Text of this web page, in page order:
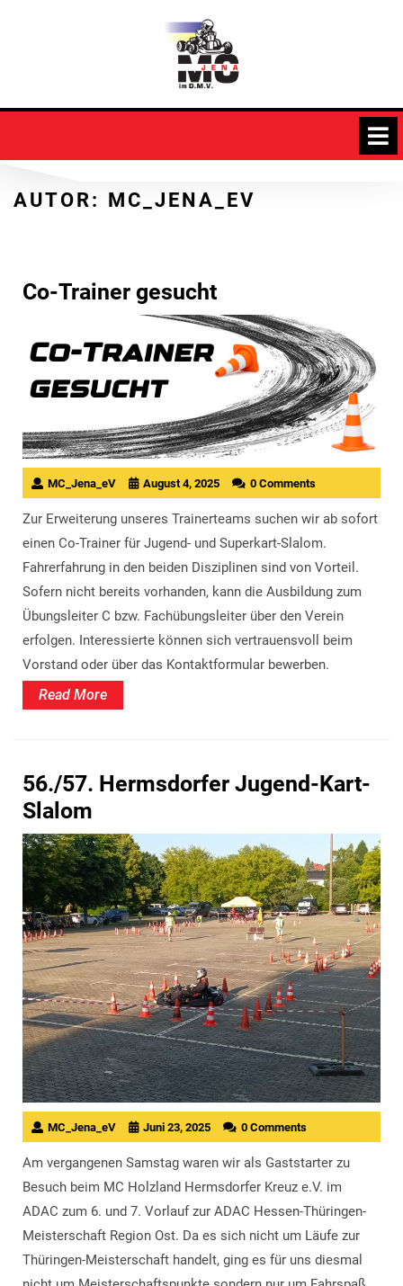
AUTOR: MC_JENA_EV
Co-Trainer gesucht
MC_Jena_eV August 4, 2025 0 Comments
Zur Erweiterung unseres Trainerteams suchen wir ab sofort
einen Co-Trainer für Jugend- und Superkart-Slalom.
Fahrerfahrung in den beiden Disziplinen sind von Vorteil.
Sofern nicht bereits vorhanden, kann die Ausbildung zum
Übungsleiter C bzw. Fachübungsleiter über den Verein
erfolgen. Interessierte können sich vertrauensvoll beim
Vorstand oder über das Kontaktformular bewerben.
Read MoreRead
56./57. Hermsdorfer Jugend-Kart-
Slalom
MC_Jena_eV Juni 23, 2025 0 Comments
Am vergangenen Samstag waren wir als Gaststarter zu
Besuch beim MC Holzland Hermsdorfer Kreuz e.V. im
ADAC zum 6. und 7. Vorlauf zur ADAC Hessen-Thüringen-
Meisterschaft Region Ost. Da es sich nicht um Läufe zur
Thüringen-Meisterschaft handelt, ging es für uns diesmal